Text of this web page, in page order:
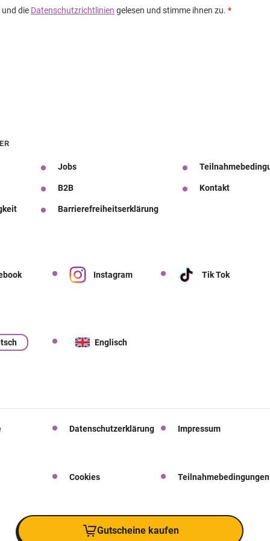
Jobs
B2B Kontakt
Barrierefreiheitserklärung
Instagram Tik Tok
Englisch
Datenschutzerklärung Impressum
Cookies Teilnahmebedingungen
Gutscheine kaufen